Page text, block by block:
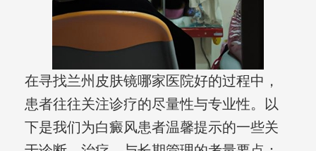
在寻找兰州皮肤镜哪家医院好的过程中，
患者往往关注诊疗的尽量性与专业性。以
下是我们为白癜风患者温馨提示的一些关